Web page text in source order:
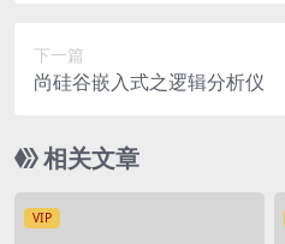
下一篇
尚硅谷嵌入式之逻辑分析仪
相关文章
VIP